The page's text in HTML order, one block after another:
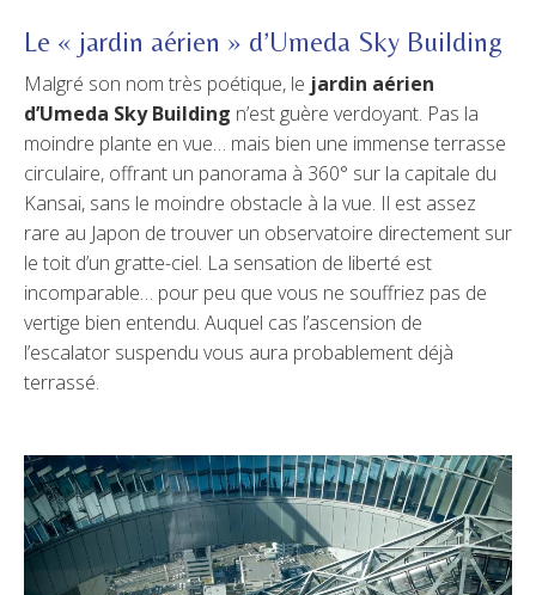
Le « jardin aérien » d’Umeda Sky Building
Malgré son nom très poétique, le jardin aérien
d’Umeda Sky Building n’est guère verdoyant. Pas la
moindre plante en vue… mais bien une immense terrasse
circulaire, offrant un panorama à 360° sur la capitale du
Kansai, sans le moindre obstacle à la vue. Il est assez
rare au Japon de trouver un observatoire directement sur
le toit d’un gratte-ciel. La sensation de liberté est
incomparable… pour peu que vous ne souffriez pas de
vertige bien entendu. Auquel cas l’ascension de
l’escalator suspendu vous aura probablement déjà
terrassé.